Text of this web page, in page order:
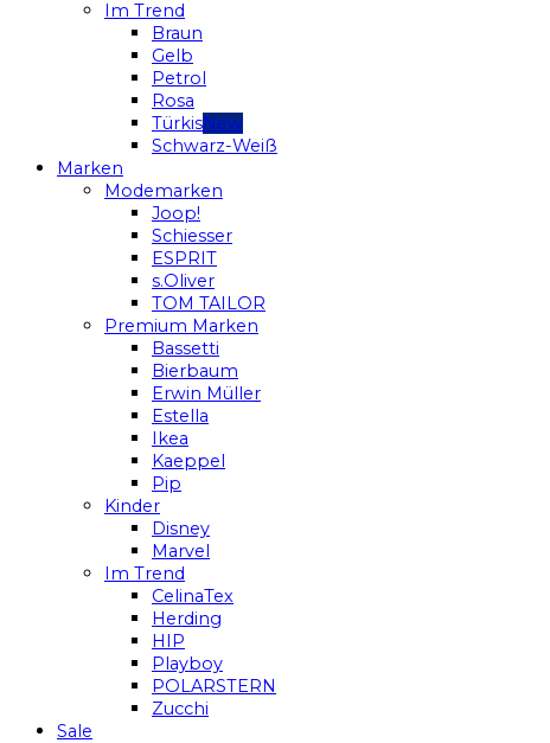
Im Trend
Braun
Gelb
Petrol
Rosa
Türkis
Schwarz-Weiß
Marken
Modemarken
Joop!
Schiesser
ESPRIT
s.Oliver
TOM TAILOR
Premium Marken
Bassetti
Bierbaum
Erwin Müller
Estella
Ikea
Kaeppel
Pip
Kinder
Disney
Marvel
Im Trend
CelinaTex
Herding
HIP
Playboy
POLARSTERN
Zucchi
Sale